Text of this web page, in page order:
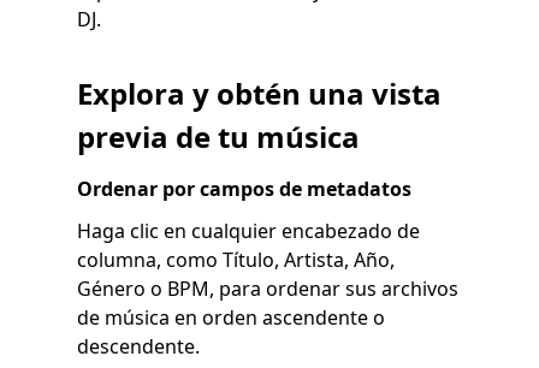
DJ.
Explora y obtén una vista
previa de tu música
Ordenar por campos de metadatos
Haga clic en cualquier encabezado de
columna, como Título, Artista, Año,
Género o BPM, para ordenar sus archivos
de música en orden ascendente o
descendente.